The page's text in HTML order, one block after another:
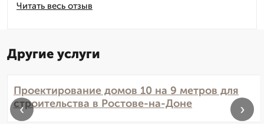
Читать весь отзыв
Другие услуги
Проектирование домов 10 на 9 метров для
строительства в Ростове-на-Доне
‹ ›